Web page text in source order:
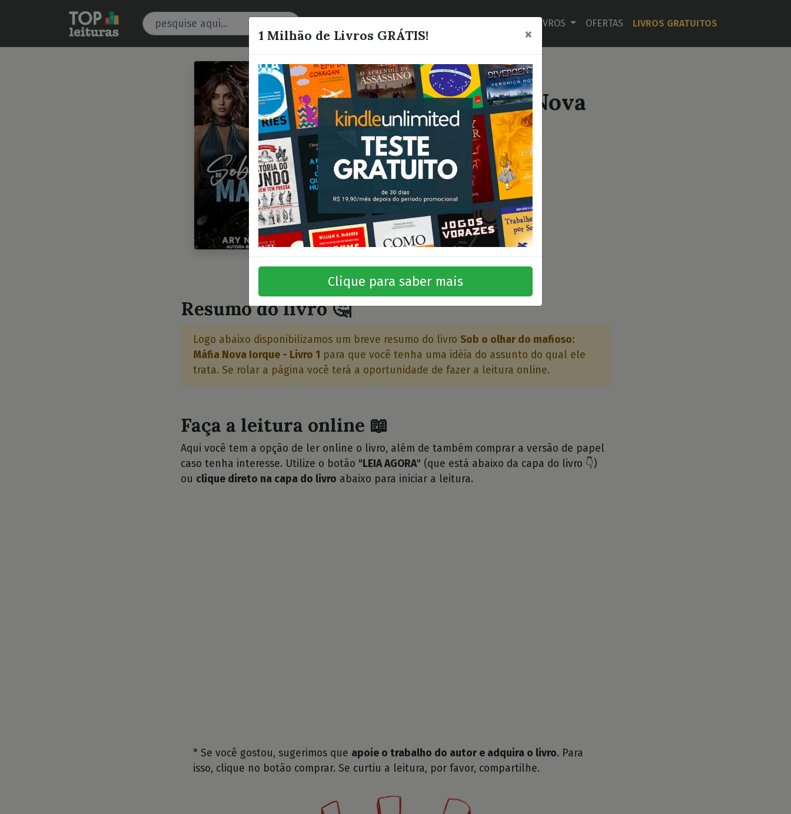
LIVROS OFERTAS LIVROS GRATUITOS
⭐⭐⭐⭐
Sob o olhar do
mafioso: Máfia Nova
Iorque - Livro 1
Nascimento, Ary
Quero este livro!
Resumo do livro 🤔
Logo abaixo disponibilizamos um breve resumo do livro Sob o olhar do mafioso:
Máfia Nova Iorque - Livro 1 para que você tenha uma idéia do assunto do qual ele
trata. Se rolar a página você terá a oportunidade de fazer a leitura online.
Faça a leitura online 📖
Aqui você tem a opção de ler online o livro, além de também comprar a versão de papel
caso tenha interesse. Utilize o botão " LEIA AGORA" (que está abaixo da capa do livro 👇)
ou clique direto na capa do livro abaixo para iniciar a leitura.
* Se você gostou, sugerimos que apoie o trabalho do autor e adquira o livro. Para
isso, clique no botão comprar. Se curtiu a leitura, por favor, compartilhe.
1 Milhão de Livros GRÁTIS! ×
Clique para saber mais